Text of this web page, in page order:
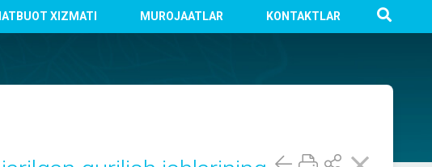
XIZMATI MUROJAATLAR KONTAKTLAR